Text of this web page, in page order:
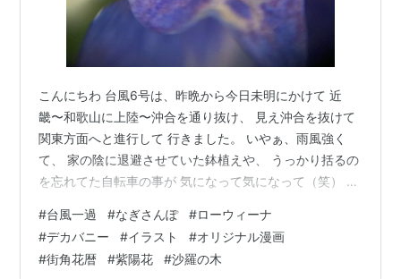
こんにちわ 台風6号は、昨晩から今日未明にかけて 近
畿〜和歌山に上陸〜沖合を通り抜け、 見え沖合を抜けて
関東方面へと進行して 行きました。 いやぁ、雨風強く
て、 家の陰に退避させていた鉢植えや、 うっかり括るの
を忘れてた自転車の事が 気になって気になって（笑） 実
す。 皆さんのところは、どうでしたか？ 河川増水や浸水
等 被害は無かったでしょうか？ あたしのところは、近所
に大きい河川もないし 琵琶湖も溢れてませんし（笑） 道
#台風一過 #なぎさんぽ #ローウィーナ
#デカバニー #イラスト #オリジナル漫画
#街角花暦 #紫陽花 #沙羅の木